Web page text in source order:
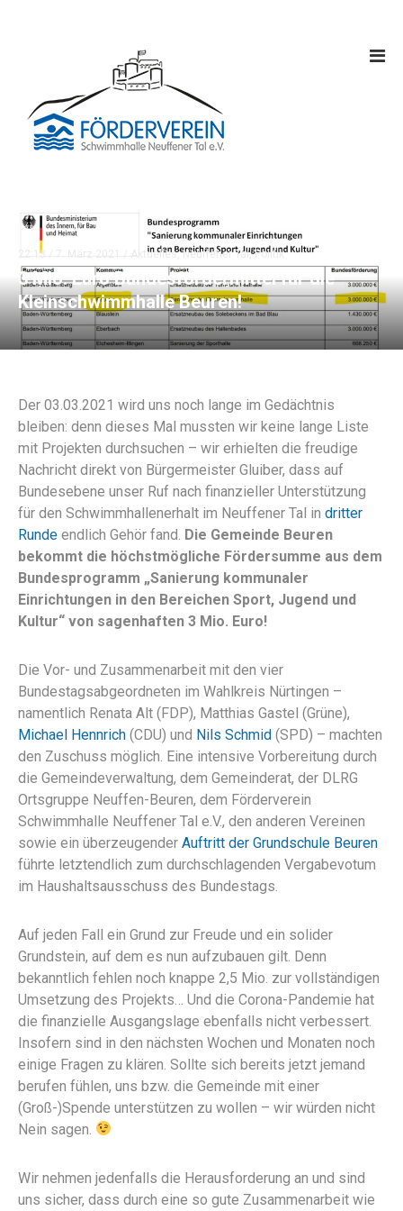
22:13 / Aktuelles,Neuffener Tal,Politik
3 Mio. Euro Bundesfördermittel für die
Kleinschwimmhalle Beuren!
Der 03.03.2021 wird uns noch lange im Gedächtnis
bleiben: denn dieses Mal mussten wir keine lange Liste
mit Projekten durchsuchen – wir erhielten die freudige
Nachricht direkt von Bürgermeister Gluiber, dass auf
Bundesebene unser Ruf nach finanzieller Unterstützung
für den Schwimmhallenerhalt im Neuffener Tal in dritter
Runde endlich Gehör fand. Die Gemeinde Beuren
bekommt die höchstmögliche Fördersumme aus dem
Bundesprogramm „Sanierung kommunaler
Einrichtungen in den Bereichen Sport, Jugend und
Kultur“ von sagenhaften 3 Mio. Euro!
Die Vor- und Zusammenarbeit mit den vier
Bundestagsabgeordneten im Wahlkreis Nürtingen –
namentlich Renata Alt (FDP), Matthias Gastel (Grüne),
Michael Hennrich (CDU) und Nils Schmid (SPD) – machten
den Zuschuss möglich. Eine intensive Vorbereitung durch
die Gemeindeverwaltung, dem Gemeinderat, der DLRG
Ortsgruppe Neuffen-Beuren, dem Förderverein
Schwimmhalle Neuffener Tal e.V., den anderen Vereinen
sowie ein überzeugender Auftritt der Grundschule Beuren
führte letztendlich zum durchschlagenden Vergabevotum
im Haushaltsausschuss des Bundestags.
Auf jeden Fall ein Grund zur Freude und ein solider
Grundstein, auf dem es nun aufzubauen gilt. Denn
bekanntlich fehlen noch knappe 2,5 Mio. zur vollständigen
Umsetzung des Projekts… Und die Corona-Pandemie hat
die finanzielle Ausgangslage ebenfalls nicht verbessert.
Insofern sind in den nächsten Wochen und Monaten noch
einige Fragen zu klären. Sollte sich bereits jetzt jemand
berufen fühlen, uns bzw. die Gemeinde mit einer
(Groß-)Spende unterstützen zu wollen – wir würden nicht
Nein sagen.
Wir nehmen jedenfalls die Herausforderung an und sind
uns sicher, dass durch eine so gute Zusammenarbeit wie